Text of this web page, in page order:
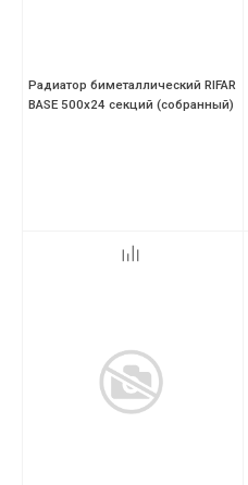
Радиатор биметаллический RIFAR
BASE 500х24 секций (собранный)